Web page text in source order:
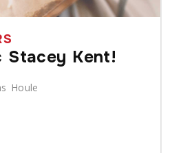
Stacey Kent!
Houle